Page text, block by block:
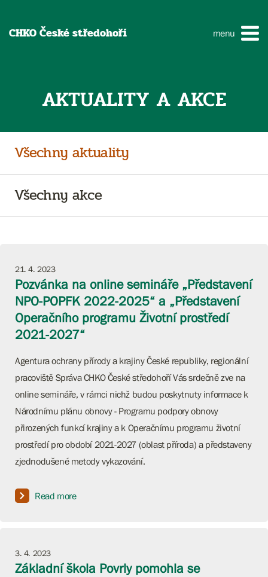
CHKO České středohoří menu
AKTUALITY A AKCE
Všechny aktuality
Všechny akce
21. 4. 2023
Pozvánka na online semináře „Představení
NPO-POPFK 2022-2025“ a „Představení
Operačního programu Životní prostředí
2021-2027“
Agentura ochrany přírody a krajiny České republiky, regionální
pracoviště Správa CHKO České středohoří Vás srdečně zve na
online semináře, v rámci nichž budou poskytnuty informace k
Národnímu plánu obnovy - Programu podpory obnovy
přirozených funkcí krajiny a k Operačnímu programu životní
prostředí pro období 2021-2027 (oblast příroda) a představeny
zjednodušené metody vykazování.
Read more
3. 4. 2023
Základní škola Povrly pomohla se